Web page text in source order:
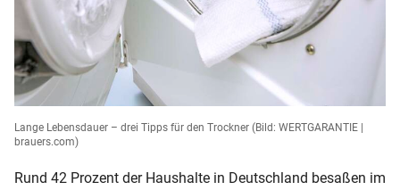
Lange Lebensdauer – drei Tipps für den Trockner (Bild: WERTGARANTIE |
brauers.com)
Rund 42 Prozent der Haushalte in Deutschland besaßen im